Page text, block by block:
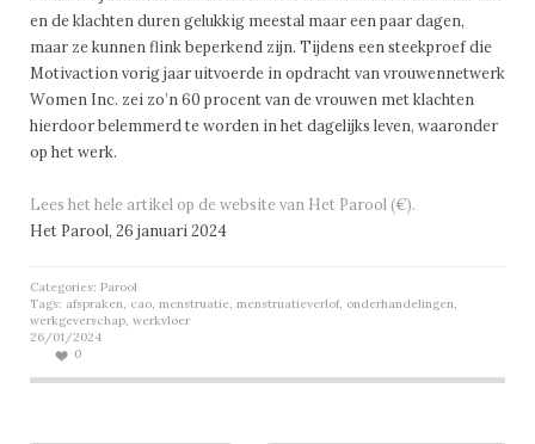
en de klachten duren gelukkig meestal maar een paar dagen,
maar ze kunnen flink beperkend zijn. Tijdens een steekproef die
Motivaction vorig jaar uitvoerde in opdracht van vrouwennetwerk
Women Inc. zei zo’n 60 procent van de vrouwen met klachten
hierdoor belemmerd te worden in het dagelijks leven, waaronder
op het werk.
Lees het hele artikel op de website van Het Parool (€).
Het Parool, 26 januari 2024
Categories: Parool
Tags: afspraken, cao, menstruatie, menstruatieverlof, onderhandelingen,
werkgeverschap, werkvloer
26/01/2024
0